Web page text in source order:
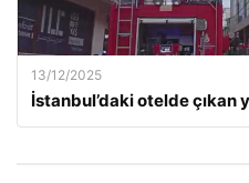
13/12/2025
İstanbul’daki otelde çıkan